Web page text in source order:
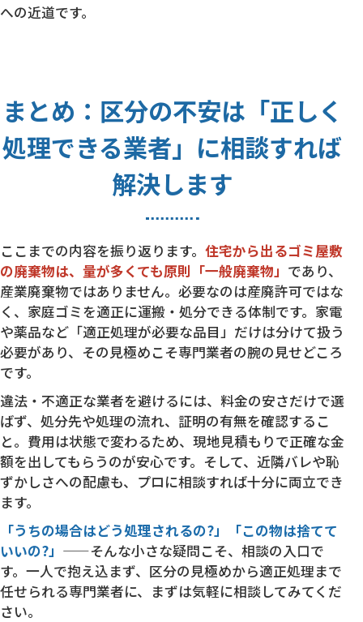
への近道です。
まとめ：区分の不安は「正しく
処理できる業者」に相談すれば
解決します
ここまでの内容を振り返ります。 住宅から出るゴミ屋敷
の廃棄物は、量が多くても原則「一般廃棄物」 であり、
産業廃棄物ではありません。必要なのは産廃許可ではな
く、家庭ゴミを適正に運搬・処分できる体制です。家電
や薬品など「適正処理が必要な品目」だけは分けて扱う
必要があり、その見極めこそ専門業者の腕の見せどころ
です。
違法・不適正な業者を避けるには、料金の安さだけで選
ばず、処分先や処理の流れ、証明の有無を確認するこ
と。費用は状態で変わるため、現地見積もりで正確な金
額を出してもらうのが安心です。そして、近隣バレや恥
ずかしさへの配慮も、プロに相談すれば十分に両立でき
ます。
「うちの場合はどう処理されるの?」「この物は捨てて
いいの?」 ——そんな小さな疑問こそ、相談の入口で
す。一人で抱え込まず、区分の見極めから適正処理まで
任せられる専門業者に、まずは気軽に相談してみてくだ
さい。